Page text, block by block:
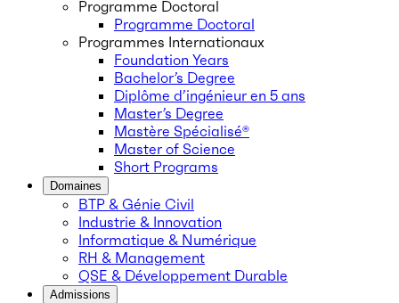
Programme Doctoral
Programme Doctoral
Programmes Internationaux
Foundation Years
Bachelor’s Degree
Diplôme d’ingénieur en 5 ans
Master’s Degree
Mastère Spécialisé®
Master of Science
Short Programs
Domaines
BTP & Génie Civil
Industrie & Innovation
Informatique & Numérique
RH & Management
QSE & Développement Durable
Admissions